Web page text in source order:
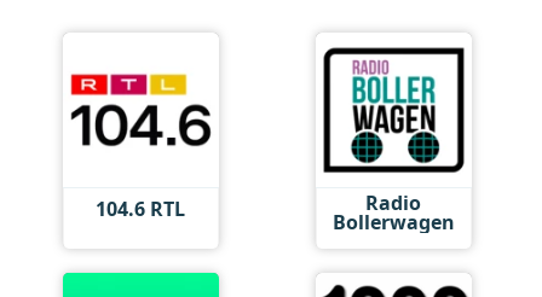
104.6 RTL Radio
Bollerwagen